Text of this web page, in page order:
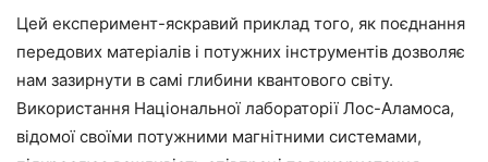
Цей експеримент-яскравий приклад того, як поєднання
передових матеріалів і потужних інструментів дозволяє
нам зазирнути в самі глибини квантового світу.
Використання Національної лабораторії Лос-Аламоса,
відомої своїми потужними магнітними системами,